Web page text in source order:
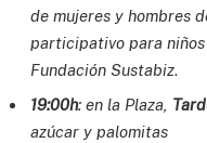
de mujeres y hombres
participativo para niños
Fundación Sustabiz.
19:00h: en la Plaza,
azúcar y palomitas